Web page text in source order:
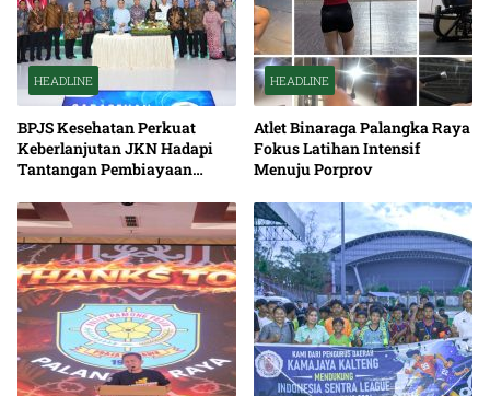
HEADLINE
BPJS Kesehatan Perkuat
Keberlanjutan JKN Hadapi
Tantangan Pembiayaan
HEADLINE
Atlet Binaraga Palangka Raya
Fokus Latihan Intensif
Menuju Porprov